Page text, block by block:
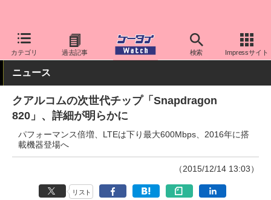
カテゴリ 過去記事 検索 Impressサイト
ケータイ Watch 最新技術/その他 チップセット
ニュース
クアルコムの次世代チップ「Snapdragon
820」、詳細が明らかに
パフォーマンス倍増、LTEは下り最大600Mbps、2016年に搭
載機器登場へ
（2015/12/14 13:03）
リスト